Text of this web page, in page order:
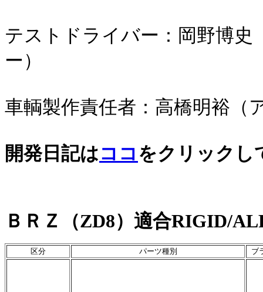
テストドライバー：岡野博
ー）
車輌製作責任者：高橋明裕（
開発日記はココ をクリックし
ＢＲＺ（ZD8）適合RIGID/
区分 パーツ種別 ブ